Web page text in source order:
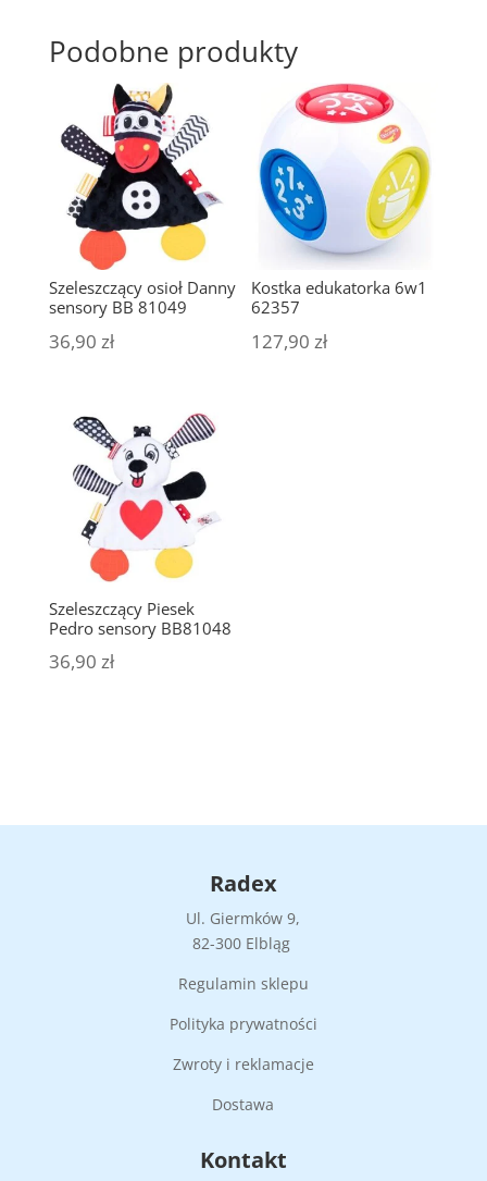
Podobne produkty
Szeleszczący osioł Danny
sensory BB 81049
36,90 zł
Kostka edukatorka 6w1
62357
127,90zł
Szeleszczący Piesek
Pedro sensory BB81048
36,90 zł
Radex
Ul. Giermków 9,
82-300 Elbląg
Regulamin sklepu
Polityka prywatności
Zwroty i reklamacje
Dostawa
Kontakt